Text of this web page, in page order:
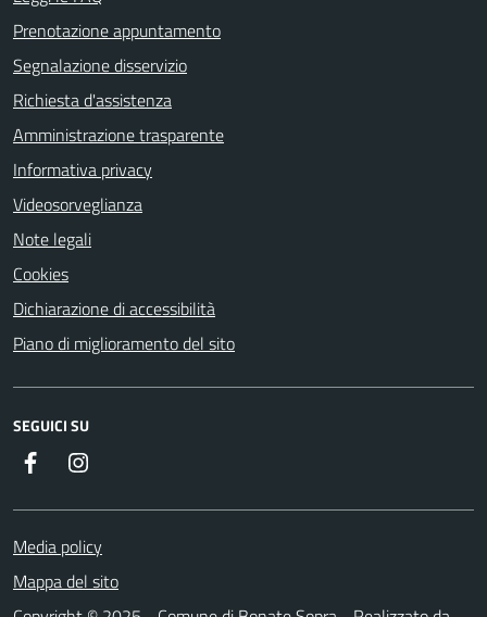
Prenotazione appuntamento
Segnalazione disservizio
Richiesta d'assistenza
Amministrazione trasparente
Informativa privacy
Videosorveglianza
Note legali
Cookies
Dichiarazione di accessibilità
Piano di miglioramento del sito
SEGUICI SU
Facebook
Media policy
Mappa del sito